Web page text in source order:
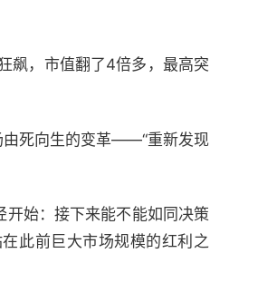
飙，市值翻了4倍多，最高突
由死向生的变革——“重新发现
始：接下来能不能如同决策
此前巨大市场规模的红利之